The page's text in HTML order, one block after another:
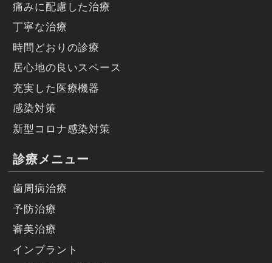
痛みに配慮した治療
丁寧な治療
時間どおりの診療
居心地の良いスペース
充実した医療機器
感染対策
新型コロナ感染対策
診療メニュー
歯周病治療
予防治療
審美治療
インプラント